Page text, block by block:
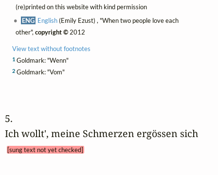
(re)printed on this website with kind permission
ENG English(Emily Ezust) , "When two people love each
other", copyright ©2012
View text without footnotes
1Goldmark: "Wenn"
2Goldmark: "Vom"
5.
Ich wollt', meine Schmerzen ergössen sich
[sung text not yet checked]